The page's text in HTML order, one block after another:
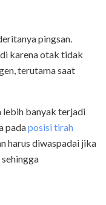
pingsan.
karena otak tidak
terutama saat
lebih banyak terjadi
padaposisi tirah
harus diwaspadai jika